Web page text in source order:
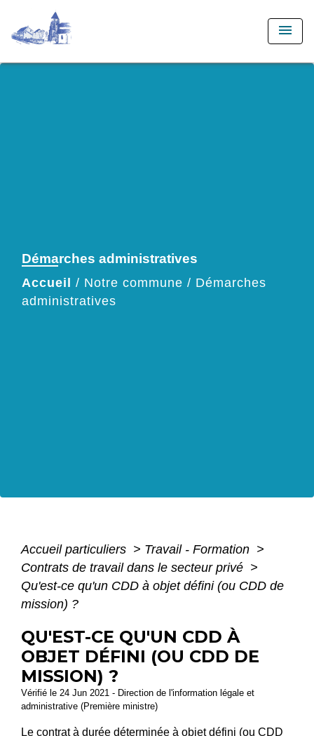
menu
Démarches administratives
Accueil / Notre commune / Démarches
administratives
Accueil particuliers > Travail - Formation >
Contrats de travail dans le secteur privé >
Qu'est-ce qu'un CDD à objet défini (ou CDD de
mission) ?
QU'EST-CE QU'UN CDD À
OBJET DÉFINI (OU CDD DE
MISSION) ?
Vérifié le 24 Jun 2021 - Direction de l'information légale et
administrative (Première ministre)
Le contrat à durée déterminée à objet défini (ou CDD